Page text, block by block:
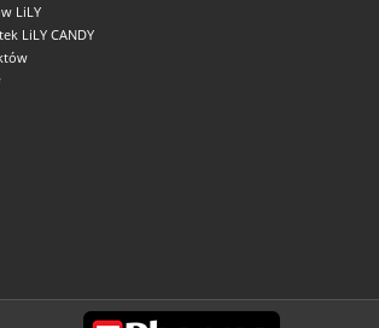
LiLY
LiLY CANDY